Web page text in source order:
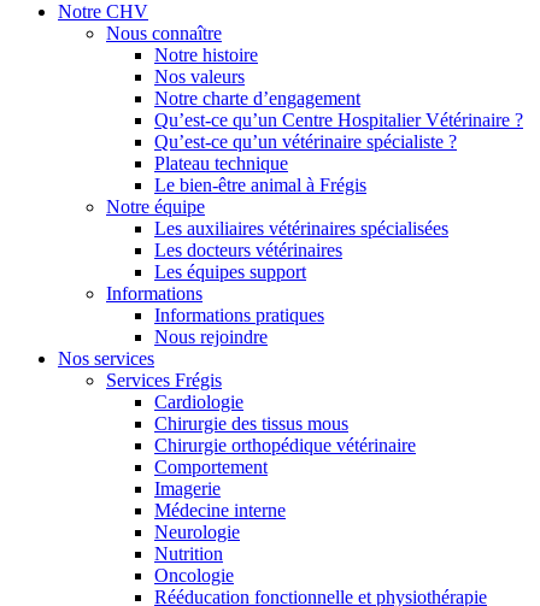
Notre CHV
Nous connaître
Notre histoire
Nos valeurs
Notre charte d’engagement
Qu’est-ce qu’un Centre Hospitalier Vétérinaire ?
Qu’est-ce qu’un vétérinaire spécialiste ?
Plateau technique
Le bien-être animal à Frégis
Notre équipe
Les auxiliaires vétérinaires spécialisées
Les docteurs vétérinaires
Les équipes support
Informations
Informations pratiques
Nous rejoindre
Nos services
Services Frégis
Cardiologie
Chirurgie des tissus mous
Chirurgie orthopédique vétérinaire
Comportement
Imagerie
Médecine interne
Neurologie
Nutrition
Oncologie
Rééducation fonctionnelle et physiothérapie